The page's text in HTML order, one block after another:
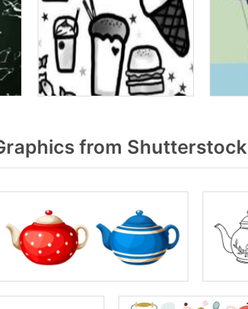
from Shutterstock